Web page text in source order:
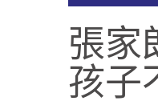
張家
孩子